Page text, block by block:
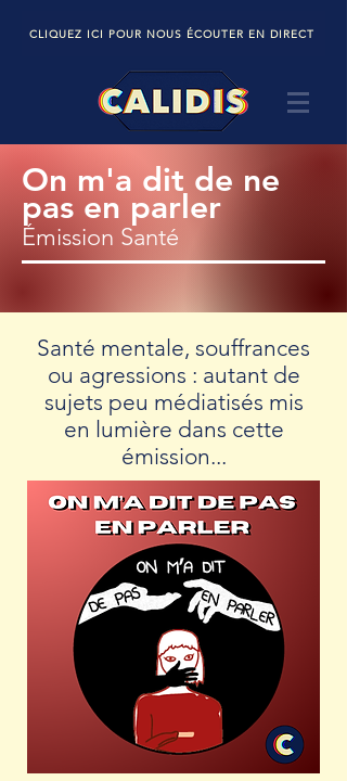
CLIQUEZ ICI POUR NOUS ÉCOUTER EN DIRECT
On m'a dit de ne
pas en parler
Émission Santé
Santé mentale, souffrances
ou agressions : autant de
sujets peu médiatisés mis
en lumière dans cette
émission...